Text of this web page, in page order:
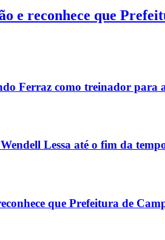
e reconhece que
Ferraz como treinador para
Lessa até o fim da
que Prefeitura de